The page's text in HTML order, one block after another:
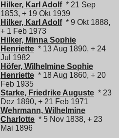
Hilker, Karl Adolf* 21 Sep
1853, + 19 Okt 1939
Hilker, Karl Adolf* 9 Okt 1888,
+ 1 Feb 1973
Hilker, Minna Sophie
Henriette * 13 Aug 1890, + 24
Jul 1982
Höfer, Wilhelmine Sophie
Henriette * 18 Aug 1860, + 20
Feb 1935
Starke, Friedrike Auguste * 23
Dez 1890, + 21 Feb 1971
Wehrmann, Wilhelmine
Charlotte * 5 Nov 1838, + 23
Mai 1896